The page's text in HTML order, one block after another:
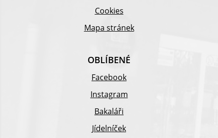
Cookies
Mapa stránek
OBLÍBENÉ
Facebook
Instagram
Bakaláři
Jídelníček